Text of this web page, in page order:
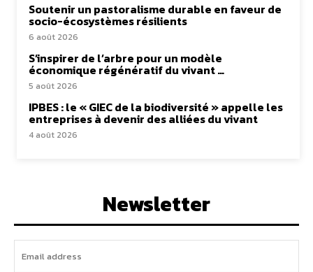
Soutenir un pastoralisme durable en faveur de
socio-écosystèmes résilients
6 août 2026
S’inspirer de l’arbre pour un modèle
économique régénératif du vivant …
5 août 2026
IPBES : le « GIEC de la biodiversité » appelle les
entreprises à devenir des alliées du vivant
4 août 2026
Newsletter